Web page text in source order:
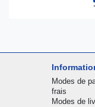
Modes de
frais
Modes de